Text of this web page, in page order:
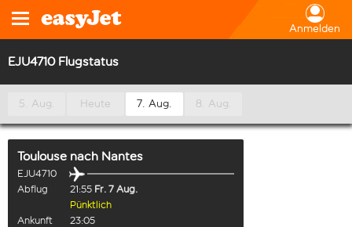
Anmelden
EJU4710 Flugstatus
5. Aug. Heute 7. Aug. 8. Aug.
Toulouse nach Nantes
EJU4710
Abflug
21:55 Fr. 7 Aug.
Pünktlich
Ankunft
23:05